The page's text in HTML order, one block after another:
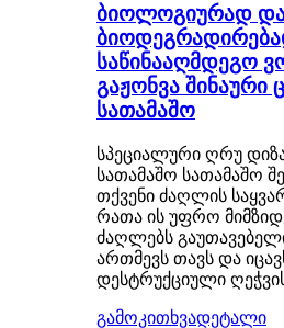
ბიოლოგიურად
საწინააღმდეგო
გაჟონვა შინაური
სათამაშო
სპეციალური ღრუ
სათამაშო სათამაშო
თქვენი ძაღლის
რათა ის უფრო
ძაღლებს
ართმევს თავს და
დესტრუქციული
გამოკითხვადეტალი